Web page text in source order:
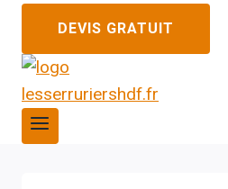
DEVIS GRATUIT